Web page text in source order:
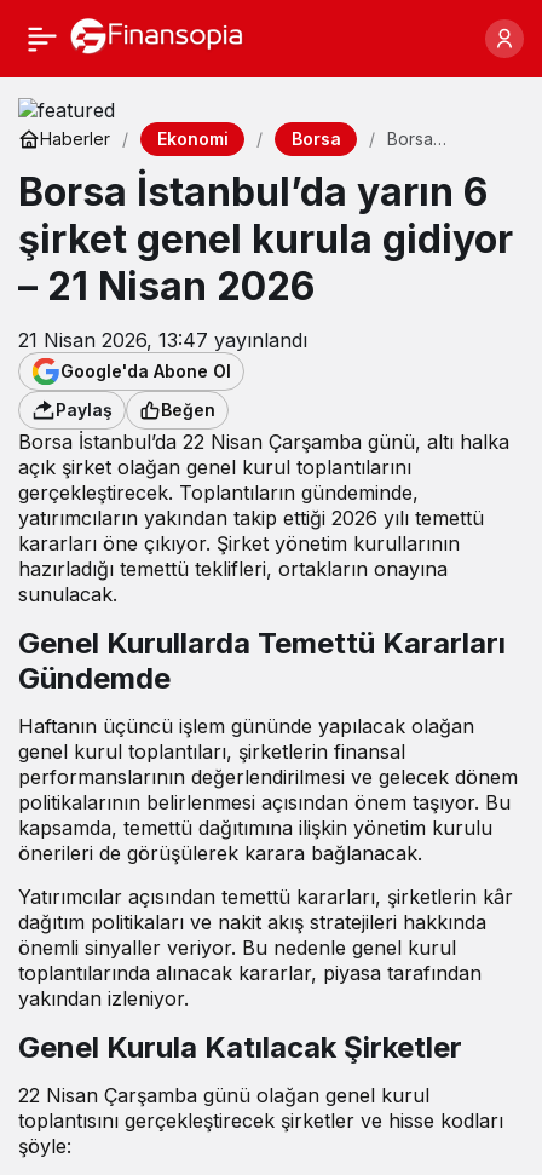
Haberler Ekonomi Borsa
Borsa
yarın 6 şirket
genel kurula
gidiyor – 21
Nisan 2026
Borsa İstanbul’da yarın 6
şirket genel kurula gidiyor
– 21 Nisan 2026
21 Nisan 2026, 13:47 yayınlandı
Google'da Abone Ol
Paylaş
Beğen
Borsa İstanbul’da 22 Nisan Çarşamba günü, altı halka
açık şirket olağan genel kurul toplantılarını
gerçekleştirecek. Toplantıların gündeminde,
yatırımcıların yakından takip ettiği 2026 yılı temettü
kararları öne çıkıyor. Şirket yönetim kurullarının
hazırladığı temettü teklifleri, ortakların onayına
sunulacak.
Genel Kurullarda Temettü Kararları
Gündemde
Haftanın üçüncü işlem gününde yapılacak olağan
genel kurul toplantıları, şirketlerin finansal
performanslarının değerlendirilmesi ve gelecek dönem
politikalarının belirlenmesi açısından önem taşıyor. Bu
kapsamda, temettü dağıtımına ilişkin yönetim kurulu
önerileri de görüşülerek karara bağlanacak.
Yatırımcılar açısından temettü kararları, şirketlerin kâr
dağıtım politikaları ve nakit akış stratejileri hakkında
önemli sinyaller veriyor. Bu nedenle genel kurul
toplantılarında alınacak kararlar, piyasa tarafından
yakından izleniyor.
Genel Kurula Katılacak Şirketler
22 Nisan Çarşamba günü olağan genel kurul
toplantısını gerçekleştirecek şirketler ve hisse kodları
şöyle: